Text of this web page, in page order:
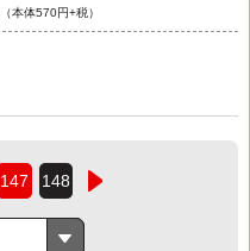
（本体570円+税）
147 148